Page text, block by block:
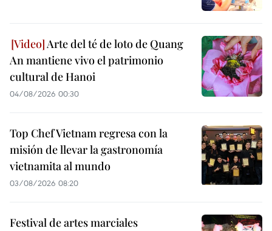
Arte del té de loto de Quang
An mantiene vivo el patrimonio
cultural de Hanoi
04/08/2026 00:30
Top Chef Vietnam regresa con la
misión de llevar la gastronomía
vietnamita al mundo
03/08/2026 08:20
Festival de artes marciales